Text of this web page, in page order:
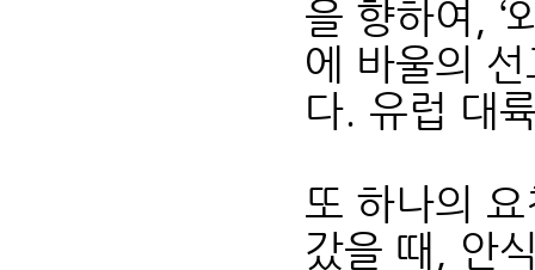
을 향하여, ‘
에 바울의
다. 유럽 대
또 하나의
갔을 때, 안